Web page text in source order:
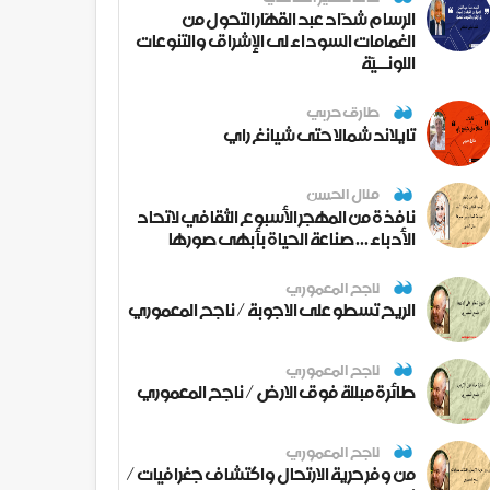
الرسام شدّاد عبد القهّار التحول من
الغمامات السوداء لى الإشراق والتنوعات
اللونــيّة
طارق حربي
تايلاند شمالا حتى شيانغ راي
منال الحسن
نافذة من المهجر الأسبوع الثقافي لاتحاد
الأدباء ... صناعة الحياة بأبهى صورها
ناجح المعموري
الريح تسطو على الاجوبة / ناجح المعموري
ناجح المعموري
طائرة مبللة فوق الارض / ناجح المعموري
ناجح المعموري
من وفر حرية الارتحال واكتشاف جغرافيات /